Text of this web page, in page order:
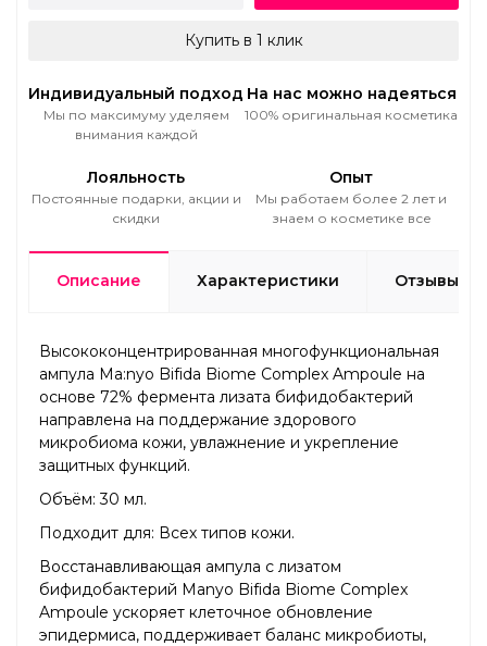
Купить в 1 клик
Индивидуальный подход
Мы по максимуму уделяем
внимания каждой
На нас можно надеяться
100% оригинальная косметика
Лояльность
Постоянные подарки, акции и
скидки
Опыт
Мы работаем более 2 лет и
знаем о косметике все
Описание Характеристики Отзывы
Высококонцентрированная многофункциональная
ампула Ma:nyo Bifida Biome Complex Ampoule на
основе 72% фермента лизата бифидобактерий
направлена на поддержание здорового
микробиома кожи, увлажнение и укрепление
защитных функций.
Объём: 30 мл.
Подходит для: Всех типов кожи.
Восстанавливающая ампула с лизатом
бифидобактерий Manyo Bifida Biome Complex
Ampoule ускоряет клеточное обновление
эпидермиса, поддерживает баланс микробиоты,